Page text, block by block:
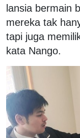
lansia bermain
mereka tak
tapi juga
kata Nango.